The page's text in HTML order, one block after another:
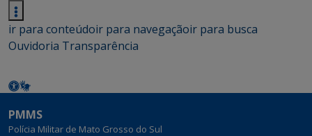
ir para conteúdoir para navegaçãoir para busca
Ouvidoria Transparência
PMMS
Polícia Militar de Mato Grosso do Sul